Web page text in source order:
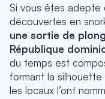
Si vous êtes adepte
découvertes en
une sortie de
République
du temps est
formant la
les locaux l’ont